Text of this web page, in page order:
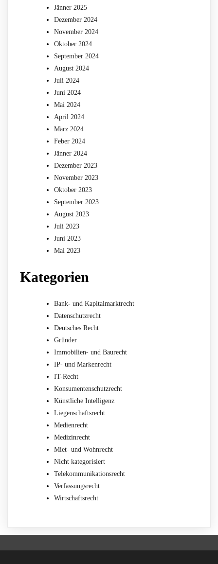
Jänner 2025
Dezember 2024
November 2024
Oktober 2024
September 2024
August 2024
Juli 2024
Juni 2024
Mai 2024
April 2024
März 2024
Feber 2024
Jänner 2024
Dezember 2023
November 2023
Oktober 2023
September 2023
August 2023
Juli 2023
Juni 2023
Mai 2023
Kategorien
Bank- und Kapitalmarktrecht
Datenschutzrecht
Deutsches Recht
Gründer
Immobilien- und Baurecht
IP- und Markenrecht
IT-Recht
Konsumentenschutzrecht
Künstliche Intelligenz
Liegenschaftsrecht
Medienrecht
Medizinrecht
Miet- und Wohnrecht
Nicht kategorisiert
Telekommunikationsrecht
Verfassungsrecht
Wirtschaftsrecht